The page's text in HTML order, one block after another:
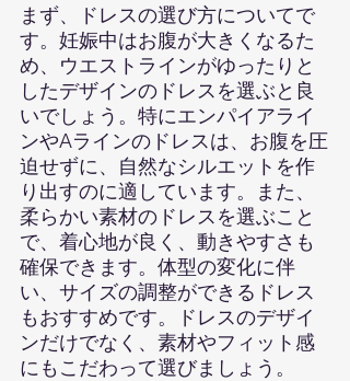
まず、ドレスの選び方についてで
す。妊娠中はお腹が大きくなるた
め、ウエストラインがゆったりと
したデザインのドレスを選ぶと良
いでしょう。特にエンパイアライ
ンやAラインのドレスは、お腹を圧
迫せずに、自然なシルエットを作
り出すのに適しています。また、
柔らかい素材のドレスを選ぶこと
で、着心地が良く、動きやすさも
確保できます。体型の変化に伴
い、サイズの調整ができるドレス
もおすすめです。ドレスのデザイ
ンだけでなく、素材やフィット感
にもこだわって選びましょう。